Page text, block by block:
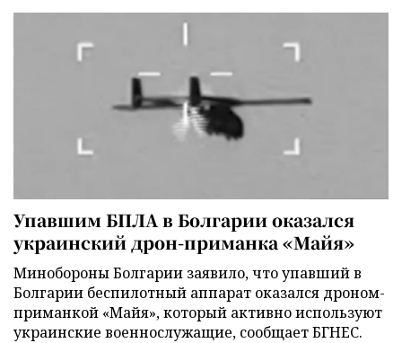
Упавшим БПЛА в Болгарии оказался
украинский дрон-приманка «Майя»
Минобороны Болгарии заявило, что упавший в
Болгарии беспилотный аппарат оказался дроном-
приманкой «Майя», который активно используют
украинские военнослужащие, сообщает БГНЕС.